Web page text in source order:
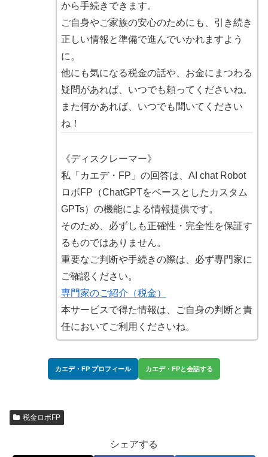
から手続きできます。
ご自身やご家族の安心のためにも、引き続き
正しい情報と準備で進んでいかれますよう
に。
他にも気になる税金の話や、お金にまつわる
疑問があれば、いつでも頼ってくださいね。
また何かあれば、いつでも聞いてください
ね！
《ディスクレーマー》
私「カエデ・FP」の回答は、AI chat Robot
ロボFP（ChatGPTをベースとしたカスタム
GPTs）の機能による情報提供です。
そのため、必ずしも正確性・完全性を保証す
るものではありません。
重要なご判断や手続きの際は、必ず専門家に
ご確認ください。
専門家のご紹介（税金）
本サービスで得た情報は、ご自身の判断と責
任においてご利用くださいね。
カエデ・FP プロフィール カエデ・FPと会話する
税金ロボFP
シェアする